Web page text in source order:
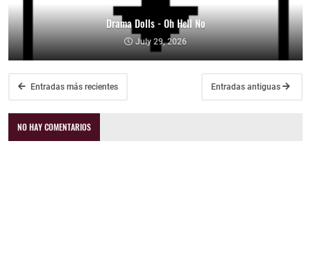
Drama Dolls - Oh Hell No
July 29, 2026
Entradas más recientes Entradas antiguas
NO HAY COMENTARIOS